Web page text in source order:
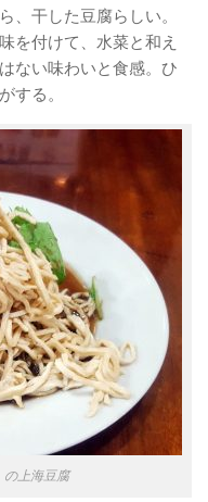
、干した豆腐らしい。
を付けて、水菜と和え
ない味わいと食感。ひ
する。
の上海豆腐